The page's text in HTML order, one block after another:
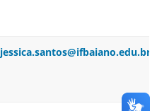
jessica.santos@ifbaiano.edu.br